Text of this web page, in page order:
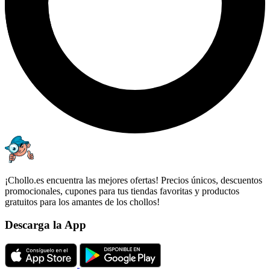
¡Chollo.es encuentra las mejores ofertas! Precios únicos, descuentos
promocionales, cupones para tus tiendas favoritas y productos
gratuitos para los amantes de los chollos!
Descarga la App